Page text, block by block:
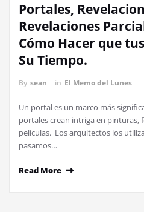
Portales,
Revelaciones
Cómo Hacer que
Su Tiempo.
By sean in El Memo del Lunes
Un portal es un marco más
portales crean intriga en pinturas,
películas. Los arquitectos los
pasamos…
Read More